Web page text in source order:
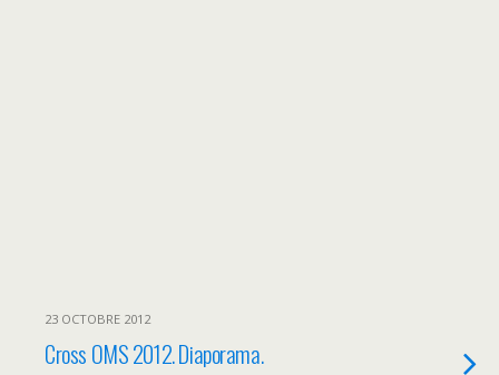
23 OCTOBRE 2012
Cross OMS 2012. Diaporama.